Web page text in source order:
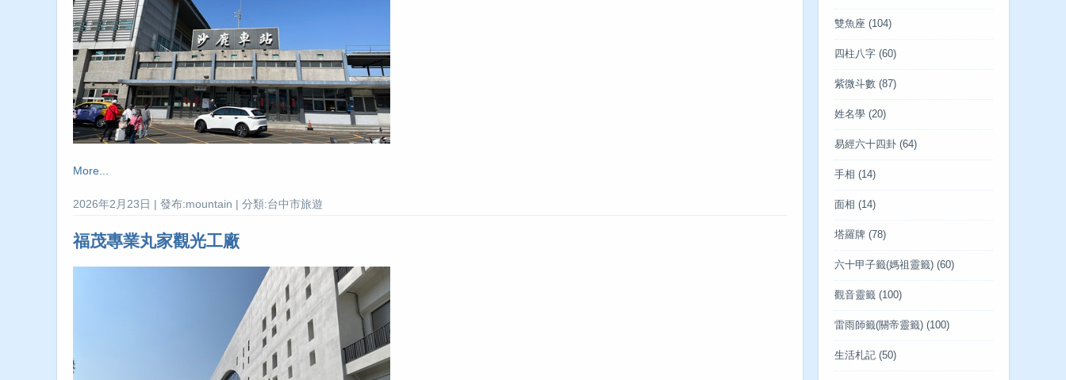
More...
2026年2月23日 | 發布:mountain | 分類:台中市旅遊
福茂專業丸家觀光工廠
雙魚座 (104)
四柱八字 (60)
紫微斗數 (87)
姓名學 (20)
易經六十四卦 (64)
手相 (14)
面相 (14)
塔羅牌 (78)
六十甲子籤(媽祖靈籤) (60)
觀音靈籤 (100)
雷雨師籤(關帝靈籤) (100)
生活札記 (50)